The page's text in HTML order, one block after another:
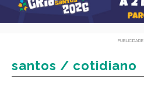
PUBLICIDADE
santos / cotidiano